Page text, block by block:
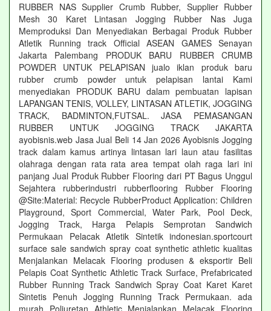
RUBBER NAS Supplier Crumb Rubber, Supplier Rubber
Mesh 30 Karet Lintasan Jogging Rubber Nas Juga
Memproduksi Dan Menyediakan Berbagai Produk Rubber
Atletik Running track Official ASEAN GAMES Senayan
Jakarta Palembang PRODUK BARU RUBBER CRUMB
POWDER UNTUK PELAPISAN jualo iklan produk baru
rubber crumb powder untuk pelapisan lantai Kami
menyediakan PRODUK BARU dalam pembuatan lapisan
LAPANGAN TENIS, VOLLEY, LINTASAN ATLETIK, JOGGING
TRACK, BADMINTON,FUTSAL. JASA PEMASANGAN
RUBBER UNTUK JOGGING TRACK JAKARTA
ayobisnis.web Jasa Jual Beli 14 Jan 2026 Ayobisnis Jogging
track dalam kamus artinya lintasan lari laun atau fasilitas
olahraga dengan rata rata area tempat olah raga lari ini
panjang Jual Produk Rubber Flooring dari PT Bagus Unggul
Sejahtera rubberindustri rubberflooring Rubber Flooring
@Site:Material: Recycle RubberProduct Application: Children
Playground, Sport Commercial, Water Park, Pool Deck,
Jogging Track, Harga Pelapis Semprotan Sandwich
Permukaan Pelacak Atletik Sintetik indonesian.sportcourt
surface sale sandwich spray coat synthetic athletic kualitas
Menjalankan Melacak Flooring produsen & eksportir Beli
Pelapis Coat Synthetic Athletic Track Surface, Prefabricated
Rubber Running Track Sandwich Spray Coat Karet Karet
Sintetis Penuh Jogging Running Track Permukaan. ada